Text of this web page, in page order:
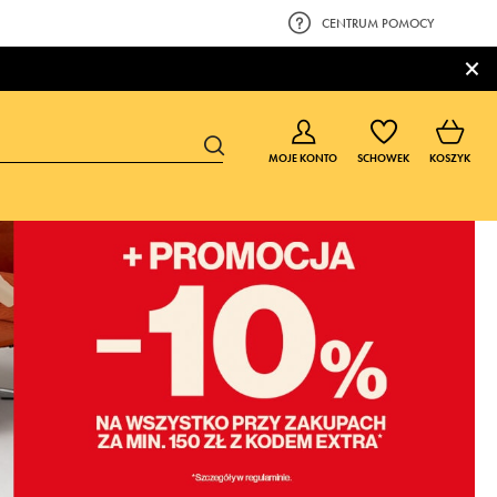
CENTRUM POMOCY
×
BUTY DLA CHŁOPCA BUTY DLA DZIEWCZYNKI
0-4 lat
4-8 lat
9-16 lat
MOJE KONTO SCHOWEK KOSZYK